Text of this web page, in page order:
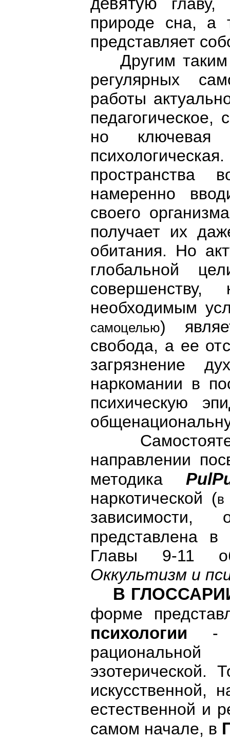
природе сна, а
представляет
Другим таким
регулярных
работы
но
пространства
намеренно
своего
получает их
обитания. Но
глобальной
необходимым
самоцелью)
свобода, а ее
загрязнение
наркомании в
психическую
направлении
методика
наркотической (в
зависимости,
представлена в
Главы 9-11
Оккультизм и
В
форме
психологии -
эзотерической.
искусственной,
естественной и
самом начале, в